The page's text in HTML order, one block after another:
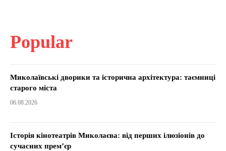
Popular
Миколаївські дворики та історична архітектура: таємниці
старого міста
06.08.2026
Історія кінотеатрів Миколаєва: від перших ілюзіонів до
сучасних прем’єр